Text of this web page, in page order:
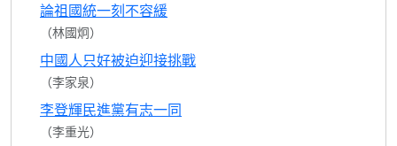
論祖國統一刻不容緩
（林國炯）
中國人只好被迫迎接挑戰
（李家泉）
李登輝民進黨有志一同
（李重光）